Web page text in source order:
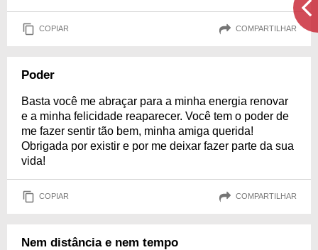
COPIAR COMPARTILHAR
Poder
Basta você me abraçar para a minha energia renovar
e a minha felicidade reaparecer. Você tem o poder de
me fazer sentir tão bem, minha amiga querida!
Obrigada por existir e por me deixar fazer parte da sua
vida!
COPIAR COMPARTILHAR
Nem distância e nem tempo